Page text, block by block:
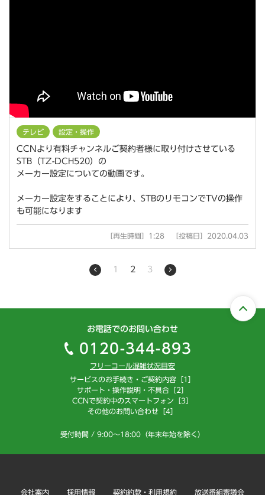
テレビ 設定・操作
CCNより有料チャンネルご契約者様に取り付けさせている
STB（TZ-DCH520）の
メーカー設定についての動画です。
メーカー設定をすることにより、STBのリモコンでTVの操作
も可能になります
［再生時間］1:28 ［投稿日］2020.04.03
1 2 3
お電話でのお問い合わせ
0120-344-893
フリーコール混雑状況目安
サービスのお手続き・ご契約内容［1］
サポート・操作説明・不具合［2］
CCNで契約中のスマートフォン［3］
その他のお問い合わせ［4］
受付時間 / 9:00～18:00（年末年始を除く）
会社案内 採用情報 契約約款・利用規約 放送番組審議会